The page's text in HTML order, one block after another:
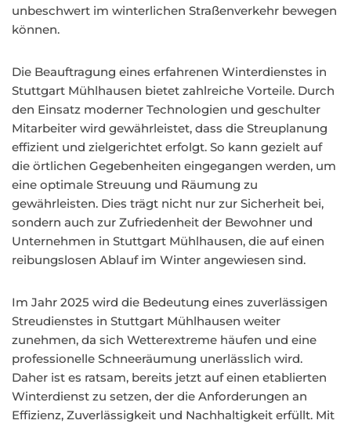
unbeschwert im winterlichen Straßenverkehr bewegen
können.
Die Beauftragung eines erfahrenen Winterdienstes in
Stuttgart Mühlhausen bietet zahlreiche Vorteile. Durch
den Einsatz moderner Technologien und geschulter
Mitarbeiter wird gewährleistet, dass die Streuplanung
effizient und zielgerichtet erfolgt. So kann gezielt auf
die örtlichen Gegebenheiten eingegangen werden, um
eine optimale Streuung und Räumung zu
gewährleisten. Dies trägt nicht nur zur Sicherheit bei,
sondern auch zur Zufriedenheit der Bewohner und
Unternehmen in Stuttgart Mühlhausen, die auf einen
reibungslosen Ablauf im Winter angewiesen sind.
Im Jahr 2025 wird die Bedeutung eines zuverlässigen
Streudienstes in Stuttgart Mühlhausen weiter
zunehmen, da sich Wetterextreme häufen und eine
professionelle Schneeräumung unerlässlich wird.
Daher ist es ratsam, bereits jetzt auf einen etablierten
Winterdienst zu setzen, der die Anforderungen an
Effizienz, Zuverlässigkeit und Nachhaltigkeit erfüllt. Mit